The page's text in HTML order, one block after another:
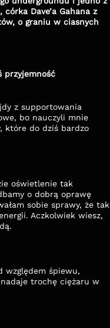
Dave’a Gahana z
o graniu w ciasnych
przyjemność
z supportowania
bo nauczyli mnie
które do dziś bardzo
oświetlenie tak
o dobrą oprawę
sobie sprawy, że tak
Aczkolwiek wiesz,
względem śpiewu,
trochę ciężaru w